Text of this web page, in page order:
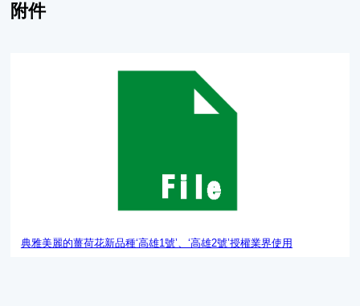
附件
典雅美麗的薑荷花新品種‘高雄1號’、‘高雄2號’授權業界使用